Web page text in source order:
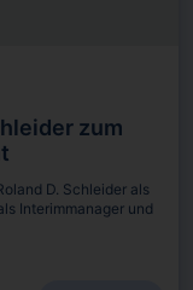
zum
D. Schleider als
Interimmanager und